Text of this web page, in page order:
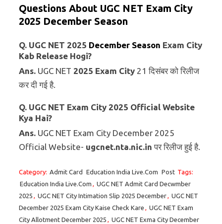
Questions About UGC NET Exam City
2025 December Season
Q. UGC NET 2025 December Season Exam City
Kab Release Hogi?
Ans. UGC NET 2025 Exam City 21 दिसंबर को रिलीज
कर दी गई है.
Q. UGC NET Exam City 2025 Official Website
Kya Hai?
Ans. UGC NET Exam City December 2025
Official Website- ugcnet.nta.nic.in पर रिलीज हुई है.
Category: Admit Card Education India Live.Com Post Tags:
Education India Live.Com , UGC NET Admit Card Decwmber
2025 , UGC NET City Intimation Slip 2025 December, UGC NET
December 2025 Exam City Kaise Check Kare , UGC NET Exam
City Allotment December 2025 , UGC NET Exma City December